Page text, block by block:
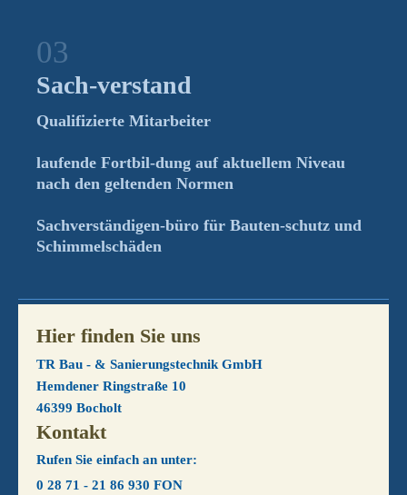
Sach-verstand
Qualifizierte Mitarbeiter
laufende Fortbil-dung auf aktuellem Niveau
nach den geltenden Normen
Sachverständigen-büro für Bauten-schutz und
Schimmelschäden
Hier finden Sie uns
TR Bau - & Sanierungstechnik GmbH
Hemdener Ringstraße 10
46399 Bocholt
Kontakt
Rufen Sie einfach an unter:
0 28 71 - 21 86 930 FON